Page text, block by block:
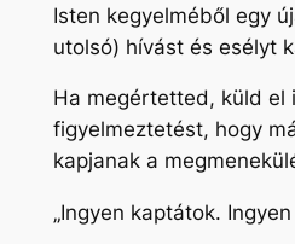
Isten kegyelméből egy
utolsó) hívást és esélyt
Ha megértetted, küld el
figyelmeztetést, hogy
kapjanak a
„Ingyen kaptátok.